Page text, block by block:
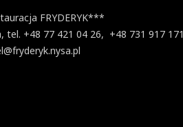
FRYDERYK***
tel. +48 77 421 04 26, +48 731 917 171